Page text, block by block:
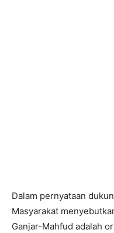
Dalam pernyataan
Masyarakat
Ganjar-Mahfud adalah